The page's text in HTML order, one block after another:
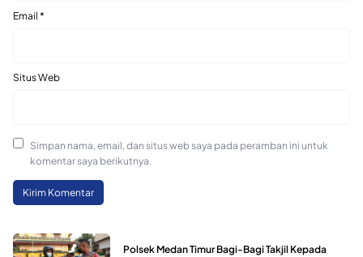
Email *
Situs Web
Simpan nama, email, dan situs web saya pada peramban ini untuk
komentar saya berikutnya.
Polsek Medan Timur Bagi-Bagi Takjil Kepada